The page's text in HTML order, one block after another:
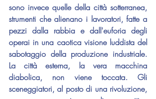
sono invece quelle della città sotterranea,
strumenti che alienano i lavoratori, fatte a
pezzi dalla rabbia e dall'euforia degli
operai in una caotica visione luddista del
sabotaggio della produzione industriale.
La città esterna, la vera macchina
diabolica, non viene toccata. Gli
sceneggiatori, al posto di una rivoluzione,